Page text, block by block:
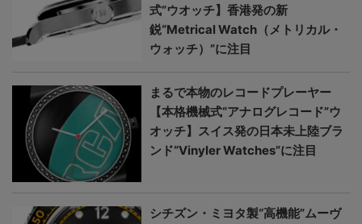
式”ウオッチ】香港発の新
鋭“Metrical Watch（メトリカル・
ウォッチ）”に注目
まるで本物のレコードプレーヤー
【本格機械式“アナログレコード”ウ
オッチ】スイス発の日本未上陸ブラ
ンド“Vinyler Watches”に注目
シチズン・ミヨタ製“高機能”ムーヴ